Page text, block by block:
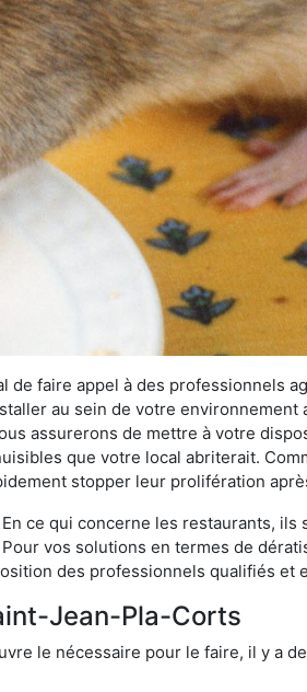
faire appel à des professionnels
au sein de votre
assurerons de mettre à votre
que votre local abriterait.
stopper leur prolifération
ce qui concerne les restaurants, ils
vos solutions en termes de
des professionnels qualifiés et
Jean-Pla-Corts
le nécessaire pour le faire, il y a